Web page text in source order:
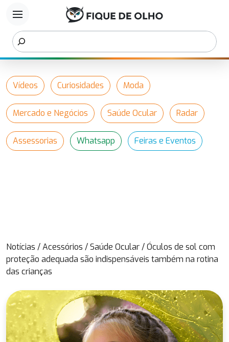
menu
Vídeos Curiosidades Moda
Mercado e Negócios Saúde Ocular Radar
Assessorias Whatsapp Feiras e Eventos
Notícias /Acessórios /Saúde Ocular/Óculos de sol com
proteção adequada são indispensáveis também na rotina
das crianças